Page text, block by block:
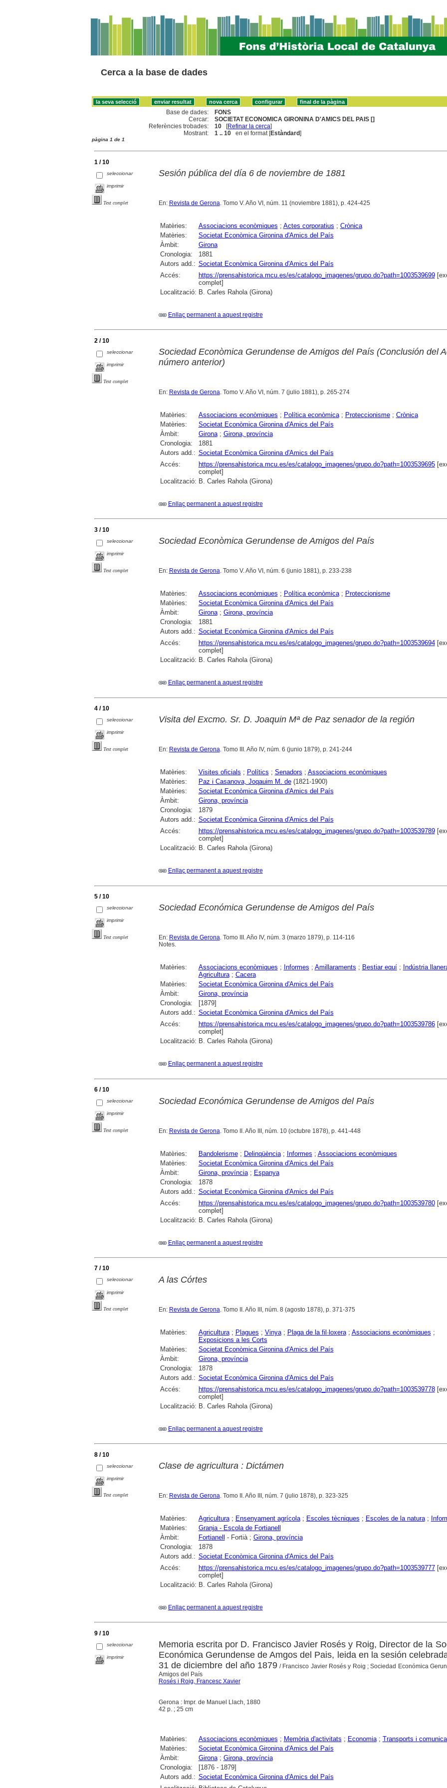
Cerca a la base de dades
Base de dades:
FONS
Cercar:
SOCIETAT ECONOMICA GIRONINA D'AMICS DEL PAIS []
Referències trobades:
10 [Refinar la cerca]
Mostrant:
1 .. 10 en el format [Estàndard]
pàgina 1 de 1
1 / 10
seleccionar
imprimir
Text complet
Sesión pública del día 6 de noviembre de 1881
En: Revista de Gerona. Tomo V. Año VI, núm. 11 (noviembre 1881), p. 424-425
Matèries: Associacions econòmiques ; Actes corporatius ; Crònica
Matèries:
Societat Econòmica Gironina d'Amics del País
Àmbit:
Girona
Cronologia:
1881
Autors add.: Societat Econòmica Gironina d'Amics del País
Accés:
https://prensahistorica.mcu.es/es/catalogo_imagenes/grupo.do?path=1003539699
complet]
Localització: B. Carles Rahola (Girona)
Enllaç permanent a aquest registre
2 / 10
seleccionar
imprimir
Text complet
Sociedad Econòmica Gerundense de Amigos del País (Conclusión del
número anterior)
En: Revista de Gerona. Tomo V. Año VI, núm. 7 (julio 1881), p. 265-274
Matèries: Associacions econòmiques ; Política econòmica; Proteccionisme; Crònica
Matèries:
Societat Econòmica Gironina d'Amics del País
Àmbit:
Girona; Girona, província
Cronologia:
1881
Autors add.: Societat Econòmica Gironina d'Amics del País
Accés:
https://prensahistorica.mcu.es/es/catalogo_imagenes/grupo.do?path=1003539695
complet]
Localització: B. Carles Rahola (Girona)
Enllaç permanent a aquest registre
3 / 10
seleccionar
imprimir
Text complet
Sociedad Econòmica Gerundense de Amigos del País
En: Revista de Gerona. Tomo V. Año VI, núm. 6 (junio 1881), p. 233-238
Matèries: Associacions econòmiques ; Política econòmica; Proteccionisme
Matèries:
Societat Econòmica Gironina d'Amics del País
Àmbit:
Girona; Girona, província
Cronologia:
1881
Autors add.: Societat Econòmica Gironina d'Amics del País
Accés:
https://prensahistorica.mcu.es/es/catalogo_imagenes/grupo.do?path=1003539694
complet]
Localització: B. Carles Rahola (Girona)
Enllaç permanent a aquest registre
4 / 10
seleccionar
imprimir
Text complet
Visita del Excmo. Sr. D. Joaquin Mª de Paz senador de la región
En: Revista de Gerona. Tomo III. Año IV, núm. 6 (junio 1879), p. 241-244
Matèries: Visites oficials ; Polítics ; Senadors ; Associacions econòmiques
Matèries:
Paz i Casanova, Joqauim M. de(1821-1900)
Matèries:
Societat Econòmica Gironina d'Amics del País
Àmbit:
Girona, província
Cronologia:
1879
Autors add.: Societat Econòmica Gironina d'Amics del País
Accés:
https://prensahistorica.mcu.es/es/catalogo_imagenes/grupo.do?path=1003539789
complet]
Localització: B. Carles Rahola (Girona)
Enllaç permanent a aquest registre
5 / 10
seleccionar
imprimir
Text complet
Sociedad Económica Gerundense de Amigos del País
En: Revista de Gerona. Tomo III. Año IV, núm. 3 (marzo 1879), p. 114-116
Notes.
Matèries: Associacions econòmiques ; Informes ; Amillaraments ; Bestiar equí; Indústria
Agricultura; Cacera
Matèries:
Societat Econòmica Gironina d'Amics del País
Àmbit:
Girona, província
Cronologia:
[1879]
Autors add.: Societat Econòmica Gironina d'Amics del País
Accés:
https://prensahistorica.mcu.es/es/catalogo_imagenes/grupo.do?path=1003539786
complet]
Localització: B. Carles Rahola (Girona)
Enllaç permanent a aquest registre
6 / 10
seleccionar
imprimir
Text complet
Sociedad Económica Gerundense de Amigos del País
En: Revista de Gerona . Tomo II. Año III, núm. 10 (octubre 1878), p. 441-448
Matèries: Bandolerisme; Delinqüència; Informes ; Associacions econòmiques
Matèries:
Societat Econòmica Gironina d'Amics del País
Àmbit:
Girona, província; Espanya
Cronologia:
1878
Autors add.: Societat Econòmica Gironina d'Amics del País
Accés:
https://prensahistorica.mcu.es/es/catalogo_imagenes/grupo.do?path=1003539780
complet]
Localització: B. Carles Rahola (Girona)
Enllaç permanent a aquest registre
7 / 10
seleccionar
imprimir
Text complet
A las Córtes
En: Revista de Gerona . Tomo II. Año III, núm. 8 (agosto 1878), p. 371-375
Matèries: Agricultura; Plagues ; Vinya; Plaga de la fil·loxera; Associacions econòmiques ;
Exposicions a les Corts
Matèries:
Societat Econòmica Gironina d'Amics del País
Àmbit:
Girona, província
Cronologia:
1878
Autors add.: Societat Econòmica Gironina d'Amics del País
Accés:
https://prensahistorica.mcu.es/es/catalogo_imagenes/grupo.do?path=1003539778
complet]
Localització: B. Carles Rahola (Girona)
Enllaç permanent a aquest registre
8 / 10
seleccionar
imprimir
Text complet
Clase de agricultura : Dictámen
En: Revista de Gerona . Tomo II. Año III, núm. 7 (julio 1878), p. 323-325
Matèries: Agricultura; Ensenyament agrícola; Escoles tècniques ; Escoles de la natura;
Matèries:
Granja - Escola de Fortianell
Àmbit:
Fortianell - Fortià ; Girona, província
Cronologia:
1878
Autors add.: Societat Econòmica Gironina d'Amics del País
Accés:
https://prensahistorica.mcu.es/es/catalogo_imagenes/grupo.do?path=1003539777
complet]
Localització: B. Carles Rahola (Girona)
Enllaç permanent a aquest registre
9 / 10
seleccionar
imprimir
Memoria escrita por D. Francisco Javier Rosés y Roig, Director de la
Económica Gerundense de Amgos del Pais, leida en la sesión
31 de diciembre del año 1879 / Francisco Javier Rosés y Roig ; Sociedad Económica
Amigos del País
Rosés i Roig, Francesc Xavier
Gerona : Impr. de Manuel Llach, 1880
42 p. ; 25 cm
Matèries: Associacions econòmiques ; Memòria d'activitats ; Economia; Transports i
Matèries:
Societat Econòmica Gironina d'Amics del País
Àmbit:
Girona; Girona, província
Cronologia:
[1876 - 1879]
Autors add.: Societat Econòmica Gironina d'Amics del País